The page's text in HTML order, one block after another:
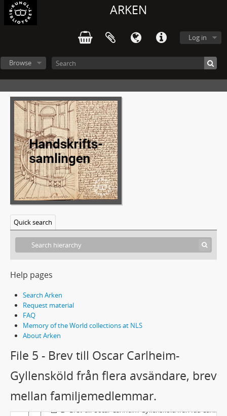
ARKEN
Log in
Browse
Quick search
Help pages
Search Arken
Request material
FAQ
Memory of the World collections at NLS
About Arken
File 5 - Brev till Oscar Carlheim-
Gyllensköld från flera avsändare, brev
mellan familjemedlemmar.
Acc2016/3 - Oscar och Ida Carlheim-Gyllenskölds arkiv
1 - Brev till Oscar Carlheim-Gyllensköld från Ida Carlheim-Gyllensköld
2 - Brev till Oscar Carlheim-Gyllensköld från Ida Carlheim-Gyllensköld